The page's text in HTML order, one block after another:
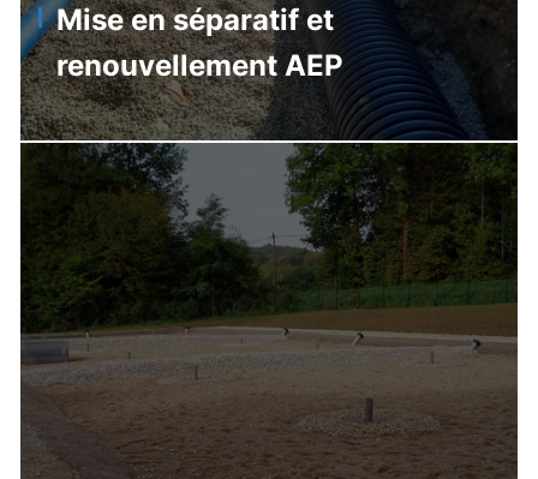
Mise en séparatif et
renouvellement AEP